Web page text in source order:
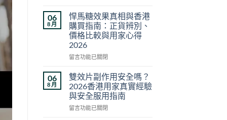
藥
壯
陽
藥
推
薦
香
港
5
款
熱
06
8 月
悍馬糖效果真相與香港
購買指南：正貨辨別、
價格比較與用家心得
2026
在
馬
糖
效
果
真
留言功能已關閉
06
8 月
雙效片副作用安全嗎？
2026香港用家真實經驗
與安全服用指南
在
留言功能已關閉